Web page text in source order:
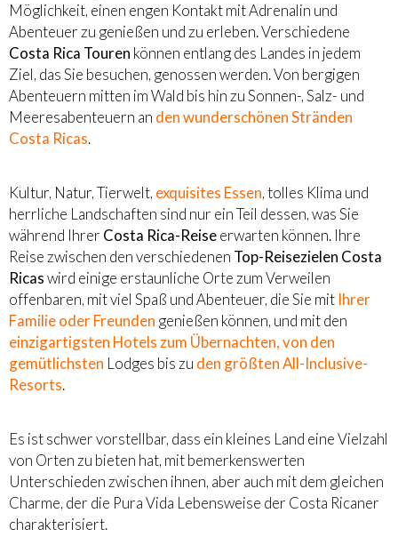
Möglichkeit, einen engen Kontakt mit Adrenalin und
Abenteuer zu genießen und zu erleben. Verschiedene
Costa Rica Touren können entlang des Landes in jedem
Ziel, das Sie besuchen, genossen werden. Von bergigen
Abenteuern mitten im Wald bis hin zu Sonnen-, Salz- und
Meeresabenteuern an den wunderschönen Stränden
Costa Ricas.
Kultur, Natur, Tierwelt, exquisites Essen, tolles Klima und
herrliche Landschaften sind nur ein Teil dessen, was Sie
während Ihrer Costa Rica-Reiseerwarten können. Ihre
Reise zwischen den verschiedenen Top-Reisezielen Costa
Ricaswird einige erstaunliche Orte zum Verweilen
offenbaren, mit viel Spaß und Abenteuer, die Sie mit Ihrer
Familie oder Freunden genießen können, und mit den
einzigartigsten Hotels zum Übernachten, von den
gemütlichsten Lodges bis zu den größten All-Inclusive-
Resorts.
Es ist schwer vorstellbar, dass ein kleines Land eine Vielzahl
von Orten zu bieten hat, mit bemerkenswerten
Unterschieden zwischen ihnen, aber auch mit dem gleichen
Charme, der die Pura Vida Lebensweise der Costa Ricaner
charakterisiert.